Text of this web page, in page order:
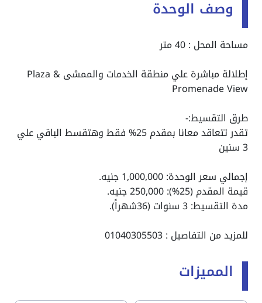
وصف الوحدة
مساحة المحل : 40 متر
إطلالة مباشرة علي منطقة الخدمات والممشى Plaza &
Promenade View
طرق التقسيط:-
تقدر تتعاقد معانا بمقدم 25% فقط وهتقسط الباقي علي
3 سنين
إجمالي سعر الوحدة: 1,000,000 جنيه.
قيمة المقدم (25%): 250,000 جنيه.
مدة التقسيط: 3 سنوات (36شهراً).
للمزيد من التفاصيل : 01040305503
المميزات